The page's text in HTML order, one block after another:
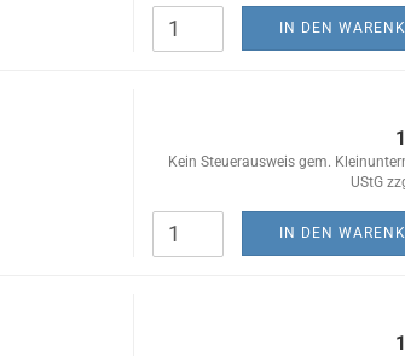
IN DEN
Kein Steuerausweis gem.
UStG
IN DEN